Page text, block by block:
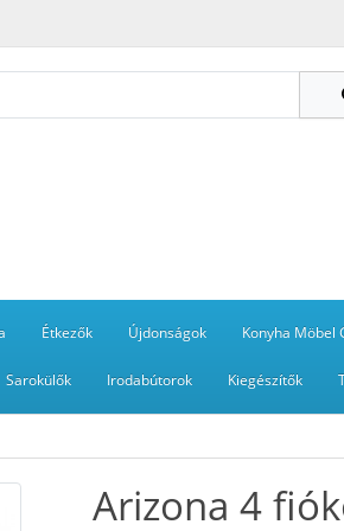
Étkezők Újdonságok Konyha Möbel
Sarokülők Irodabútorok Kiegészítők
Arizona 4